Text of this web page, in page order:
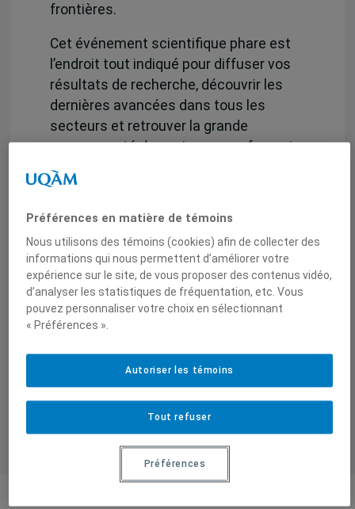
frontières.
Cet événement scientifique phare est
l’endroit tout indiqué pour diffuser vos
résultats de recherche, découvrir les
dernières avancées dans tous les
secteurs et retrouver la grande
communauté des sciences en français.
Le congrès de l’Acfas est un
participation de la communauté
scientifique francophone mondiale et la
diffusion sans limites des résultats de
recherche.
Consultez l’appel et soumettez votre
Préférences en matière de témoins
Nous utilisons des témoins (cookies) afin de collecter des
informations qui nous permettent d’améliorer votre
expérience sur le site, de vous proposer des contenus vidéo,
d’analyser les statistiques de fréquentation, etc. Vous
pouvez personnaliser votre choix en sélectionnant
« Préférences ».
Tout refuser
Autoriser les témoins
Préférences